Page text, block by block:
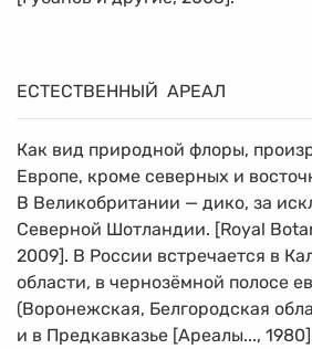
ЕСТЕСТВЕННЫЙ АРЕАЛ
Как вид природной флоры,
Европе, кроме северных и
В Великобритании — дико, за
Северной Шотландии. [Royal
2009]. В России встречается в
области, в чернозёмной полосе
(Воронежская, Белгородская
и в Предкавказье [Ареалы...,